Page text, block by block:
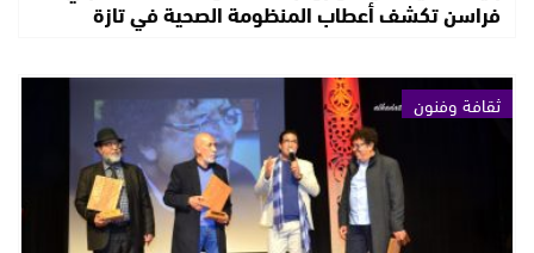
فراسن تكشف أعطاب المنظومة الصحية في تازة
ثقافة وفنون